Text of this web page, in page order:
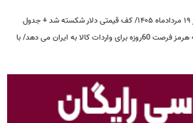
توافق ایران و عمان و بازشدن تنگه هرمز فرصت 60روزه برای واردات کالا به ایران می دهد/ با